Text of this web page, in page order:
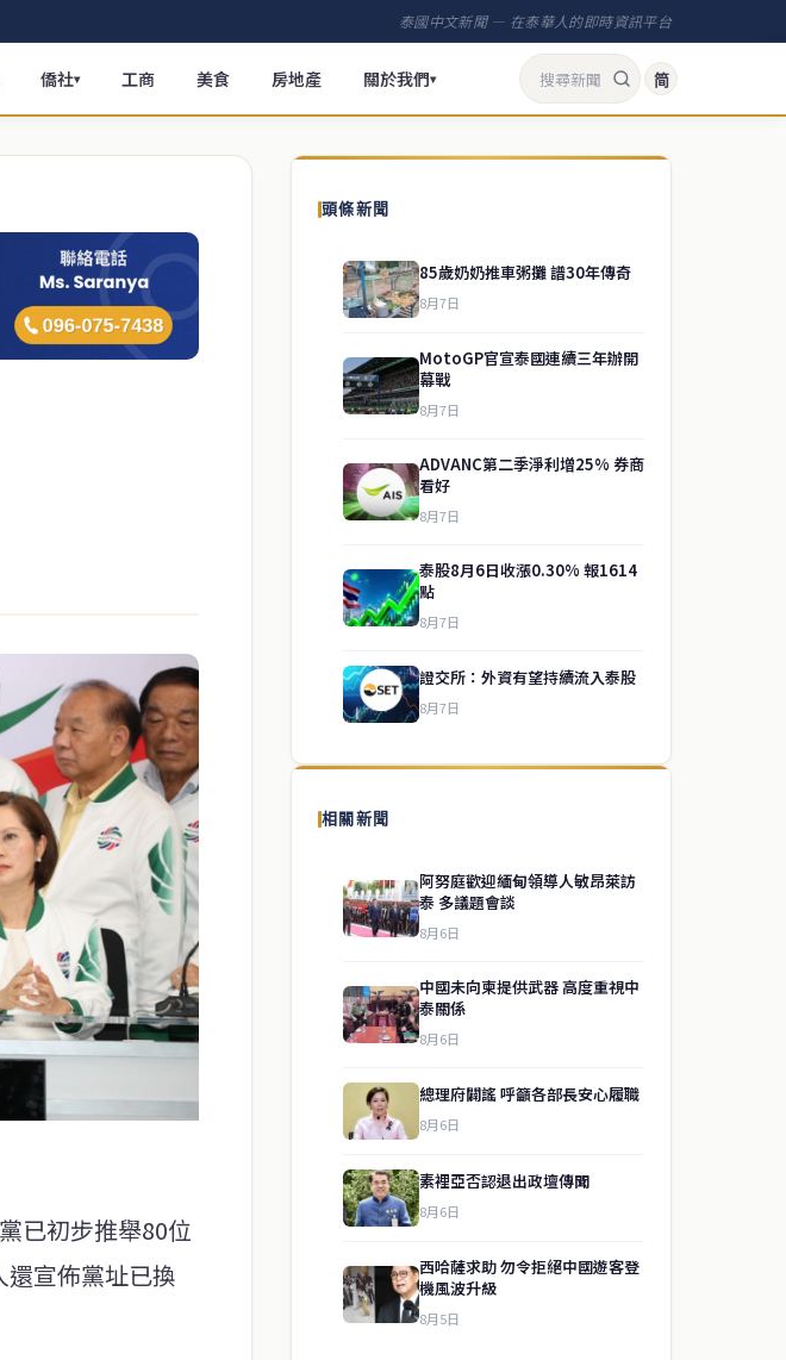
泰國中文新聞 — 在泰華人的即時資訊平台
僑社▾ 工商 美食 房地產 關於我們▾ 简
已初步推舉80位
宣佈黨址已換
頭條新聞
85歲奶奶推車粥攤 譜30年傳奇
8月7日
MotoGP官宣泰國連續三年辦開
幕戰
8月7日
ADVANC第二季淨利增25% 券商
看好
8月7日
泰股8月6日收漲0.30% 報1614
點
8月7日
證交所：外資有望持續流入泰股
8月7日
相關新聞
阿努庭歡迎緬甸領導人敏昂萊訪
泰 多議題會談
8月6日
中國未向柬提供武器 高度重視中
泰關係
8月6日
總理府闢謠 呼籲各部長安心履職
8月6日
素裡亞否認退出政壇傳聞
8月6日
西哈薩求助 勿令拒絕中國遊客登
機風波升級
8月5日